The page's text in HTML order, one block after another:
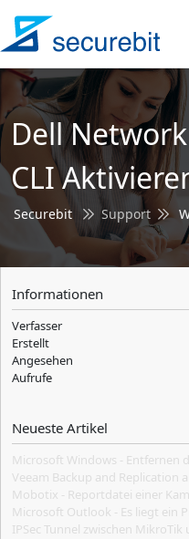
Dell
CLI
Securebit Support
Informationen
Verfasser
Erstellt
Angesehen
Aufrufe
Neueste Artikel
Microsoft Windows - Entfernen
Veeam Backup and Replication
Mobotix - Reportdatei einer
Microsoft Outlook - Es liegt ein
IPSec Tunnel zwischen MikroTik